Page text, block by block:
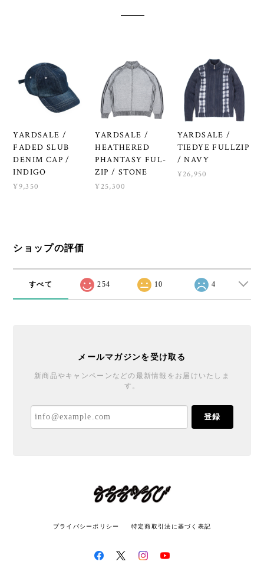
YARDSALE /
FADED SLUB
DENIM CAP /
INDIGO
¥9,350
YARDSALE /
HEATHERED
PHANTASY FUL-
ZIP / STONE
¥25,300
YARDSALE /
TIEDYE FULLZIP
/ NAVY
¥26,950
ショップの評価
すべて 254 10 4
メールマガジンを受け取る
新商品やキャンペーンなどの最新情報をお届けいたしま
す。
登録
プライバシーポリシー 特定商取引法に基づく表記